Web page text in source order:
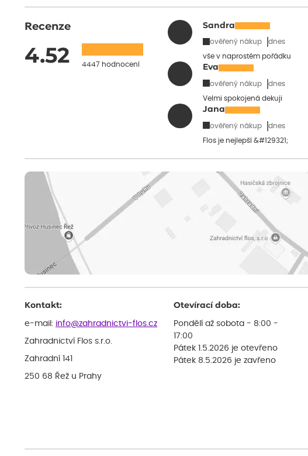
Recenze
4.52 4447 hodnocení
Sandra
ověřený nákup dnes
vše v naprostém pořádku
Eva
ověřený nákup dnes
Velmi spokojená dekuji
Jana
ověřený nákup dnes
Flos je nejlepší &#129321;
Kontakt:
e-mail: info@zahradnictvi-flos.cz
Zahradnictví Flos s.r.o.
Zahradní 141
250 68 Řež u Prahy
Otevírací doba:
Pondělí až sobota - 8:00 -
17:00
Pátek 1.5.2026 je otevřeno
Pátek 8.5.2026 je zavřeno